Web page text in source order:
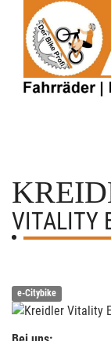
VITALITY
e-Citybike